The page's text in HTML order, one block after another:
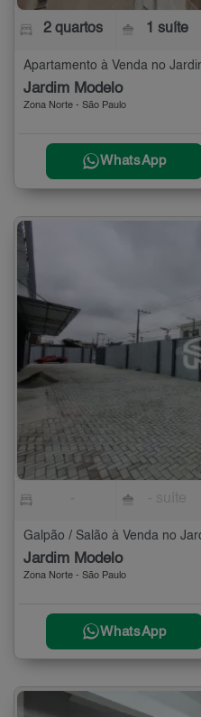
2 quartos 1 suíte
Apartamento à Venda no
Jardim Modelo
Zona Norte - São Paulo
WhatsApp
Galpão / Salão à Venda no
Jardim Modelo
Zona Norte - São Paulo
WhatsApp